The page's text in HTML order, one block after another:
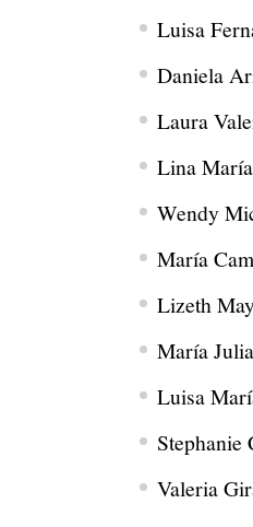
Luisa
Daniela
Laura
Lina
Wendy
María
Lizeth
María
Luisa
Stephanie
Valeria